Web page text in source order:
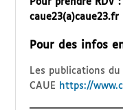
Pour prendre RDV
caue23(a)caue23.fr
Pour des infos
Les publications du
CAUE https://